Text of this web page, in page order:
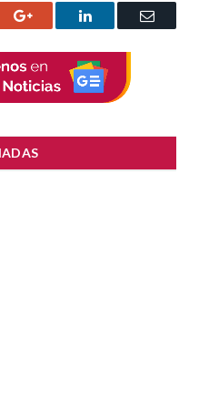
Google+ LinkedIn
Correo